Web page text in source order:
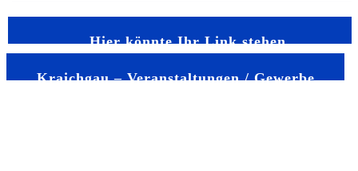
Hier könnte Ihr Link stehen
Kraichgau – Veranstaltungen / Gewerbe